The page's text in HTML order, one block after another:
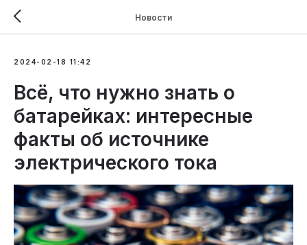
Новости
2024-02-18 11:42
Всё, что нужно знать о
батарейках: интересные
факты об источнике
электрического тока